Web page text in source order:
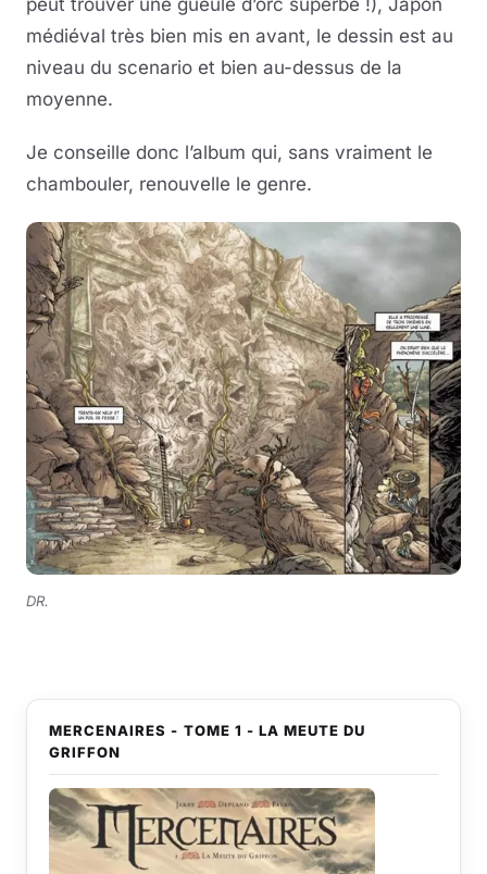
médiéval très bien mis en avant, le dessin est au
niveau du scenario et bien au-dessus de la
moyenne.
Je conseille donc l’album qui, sans vraiment le
chambouler, renouvelle le genre.
DR.
MERCENAIRES - TOME 1 - LA MEUTE DU
GRIFFON